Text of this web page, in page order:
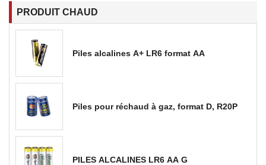
PRODUIT CHAUD
Piles alcalines A+ LR6 format AA
Piles pour réchaud à gaz, format D, R20P
PILES ALCALINES LR6 AA G